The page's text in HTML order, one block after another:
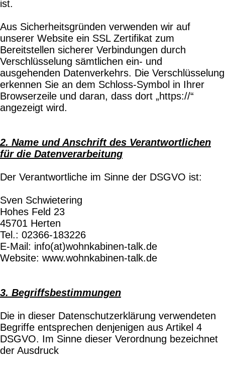
ist.
Aus Sicherheitsgründen verwenden wir auf
unserer Website ein SSL Zertifikat zum
Bereitstellen sicherer Verbindungen durch
Verschlüsselung sämtlichen ein- und
ausgehenden Datenverkehrs. Die Verschlüsselung
erkennen Sie an dem Schloss-Symbol in Ihrer
Browserzeile und daran, dass dort „https://“
angezeigt wird.
2. Name und Anschrift des Verantwortlichen
für die Datenverarbeitung
Der Verantwortliche im Sinne der DSGVO ist:
Sven Schwietering
Hohes Feld 23
45701 Herten
Tel.: 02366-183226
E-Mail: info(at)wohnkabinen-talk.de
Website: www.wohnkabinen-talk.de
3. Begriffsbestimmungen
Die in dieser Datenschutzerklärung verwendeten
Begriffe entsprechen denjenigen aus Artikel 4
DSGVO. Im Sinne dieser Verordnung bezeichnet
der Ausdruck